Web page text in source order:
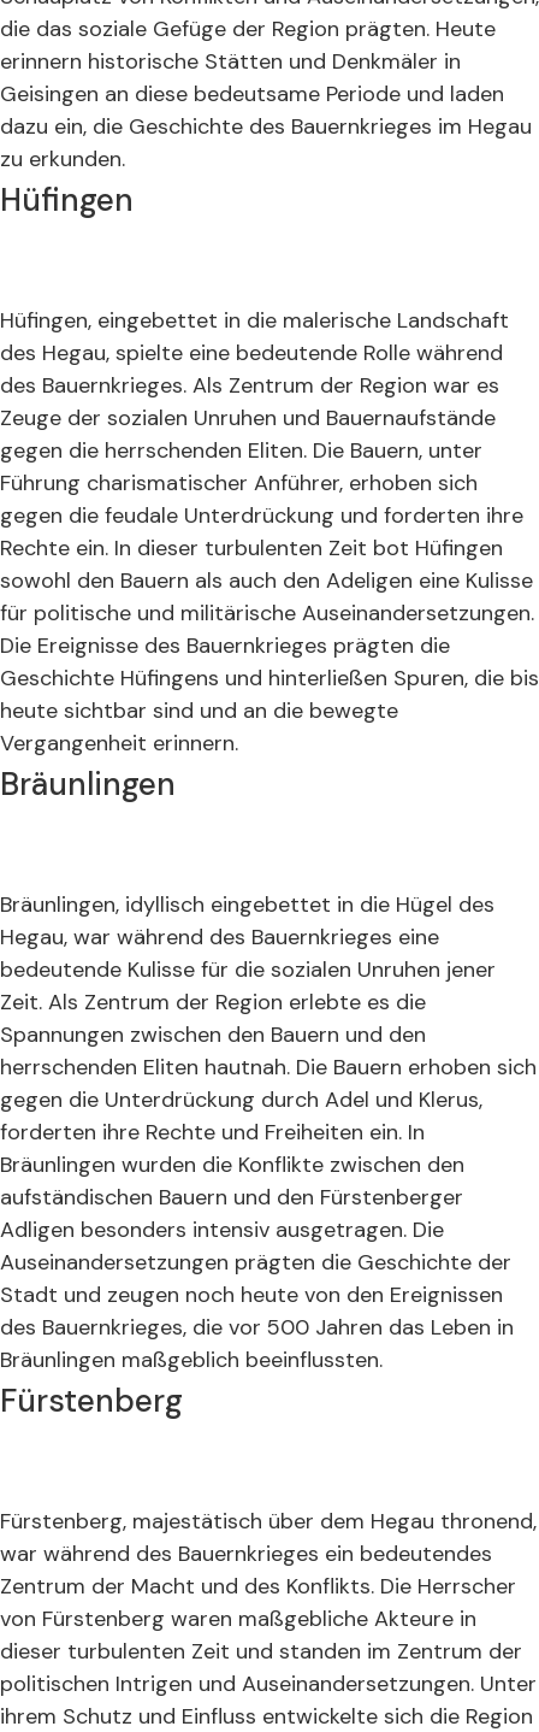
die das soziale Gefüge der Region prägten. Heute
erinnern historische Stätten und Denkmäler in
Geisingen an diese bedeutsame Periode und laden
dazu ein, die Geschichte des Bauernkrieges im Hegau
zu erkunden.
Hüfingen
Hüfingen, eingebettet in die malerische Landschaft
des Hegau, spielte eine bedeutende Rolle während
des Bauernkrieges. Als Zentrum der Region war es
Zeuge der sozialen Unruhen und Bauernaufstände
gegen die herrschenden Eliten. Die Bauern, unter
Führung charismatischer Anführer, erhoben sich
gegen die feudale Unterdrückung und forderten ihre
Rechte ein. In dieser turbulenten Zeit bot Hüfingen
sowohl den Bauern als auch den Adeligen eine Kulisse
für politische und militärische Auseinandersetzungen.
Die Ereignisse des Bauernkrieges prägten die
Geschichte Hüfingens und hinterließen Spuren, die bis
heute sichtbar sind und an die bewegte
Vergangenheit erinnern.
Bräunlingen
Bräunlingen, idyllisch eingebettet in die Hügel des
Hegau, war während des Bauernkrieges eine
bedeutende Kulisse für die sozialen Unruhen jener
Zeit. Als Zentrum der Region erlebte es die
Spannungen zwischen den Bauern und den
herrschenden Eliten hautnah. Die Bauern erhoben sich
gegen die Unterdrückung durch Adel und Klerus,
forderten ihre Rechte und Freiheiten ein. In
Bräunlingen wurden die Konflikte zwischen den
aufständischen Bauern und den Fürstenberger
Adligen besonders intensiv ausgetragen. Die
Auseinandersetzungen prägten die Geschichte der
Stadt und zeugen noch heute von den Ereignissen
des Bauernkrieges, die vor 500 Jahren das Leben in
Bräunlingen maßgeblich beeinflussten.
Fürstenberg
Fürstenberg, majestätisch über dem Hegau thronend,
war während des Bauernkrieges ein bedeutendes
Zentrum der Macht und des Konflikts. Die Herrscher
von Fürstenberg waren maßgebliche Akteure in
dieser turbulenten Zeit und standen im Zentrum der
politischen Intrigen und Auseinandersetzungen. Unter
ihrem Schutz und Einfluss entwickelte sich die Region